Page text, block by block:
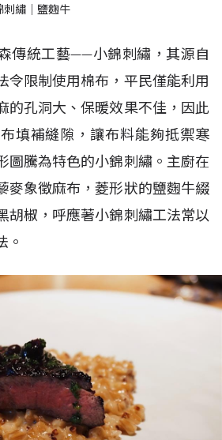
刺繡｜鹽麴牛
傳統工藝——小錦刺繡，其源自
令限制使用棉布，平民僅能利用
的孔洞大、保暖效果不佳，因此
填補縫隙，讓布料能夠抵禦寒
圖騰為特色的小錦刺繡。主廚在
麥象徵麻布，菱形狀的鹽麴牛綴
胡椒，呼應著小錦刺繡工法常以
。